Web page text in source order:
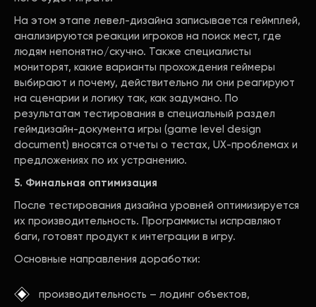
На этом этапе левел-дизайна записывается геймплей,
анализируются реакции игроков на поиск мест, где
людям непонятно/скучно. Также специалисты
мониторят, какие варианты прохождения геймеры
выбирают и почему, действительно ли они реагируют
на сценарии и логику так, как задумано. По
результатам тестирования в специальный раздел
геймдизайн-документа игры (game level design
document) вносятся отчеты о тестах, UX-проблемах и
предложениях по их устранению.
5. Финальная оптимизация
После тестирования дизайна уровней оптимизируется
их производительность. Программисты исправляют
баги, готовят продукт к интеграции в игру.
Основные направления доработки:
производительность – лодинг объектов,